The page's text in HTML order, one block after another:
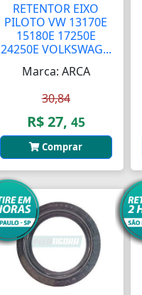
RETENTOR EIXO
PILOTO VW 13170E
15180E 17250E
24250E VOLKSWAG...
Marca: ARCA
30,84
R$ 27, 45
Comprar